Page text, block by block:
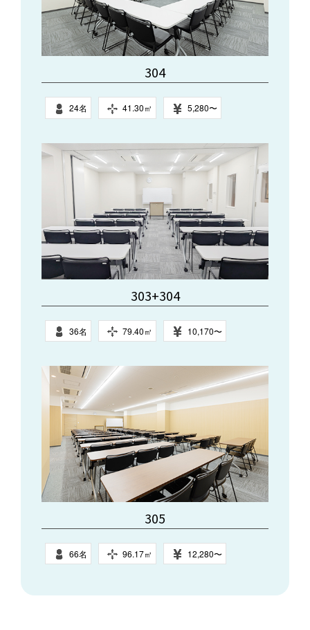
304
24名 41.30㎥ 5,280〜
303+304
36名 79.40㎥ 10,170〜
305
66名 96.17㎥ 12,280〜